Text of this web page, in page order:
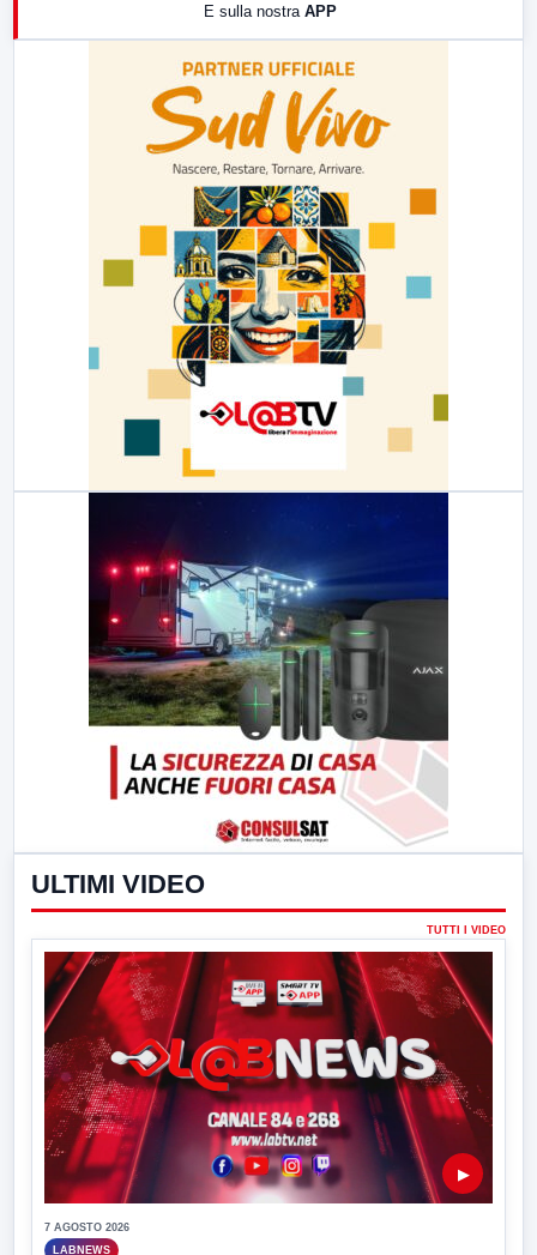
E sulla nostra APP
ULTIMI VIDEO
TUTTI I VIDEO
▶
7 AGOSTO 2026
LABNEWS